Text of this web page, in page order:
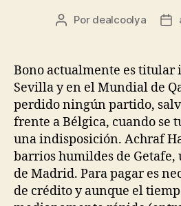
Autor
entrada
Por dealcoolya
Bono actualmente es
Sevilla y en el Mundial de
perdido ningún partido,
frente a Bélgica, cuando se
una indisposición. Achraf
barrios humildes de
de Madrid. Para pagar es
de crédito y aunque el